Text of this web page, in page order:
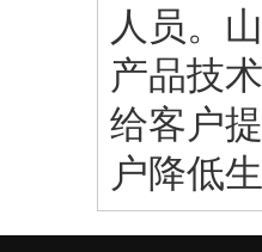
人员。
产品技
给客户
户降低